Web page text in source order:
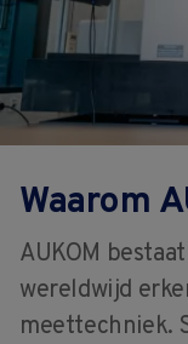
Waarom
AUKOM
wereldwijd
meettechniek.